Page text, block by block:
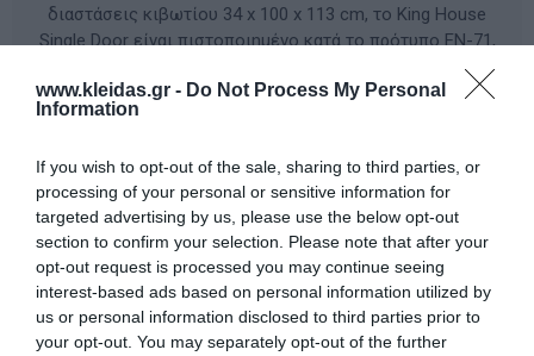
www.kleidas.gr - Do Not Process My Personal
Information
If you wish to opt-out of the sale, sharing to third parties, or
processing of your personal or sensitive information for
targeted advertising by us, please use the below opt-out
section to confirm your selection. Please note that after your
opt-out request is processed you may continue seeing
interest-based ads based on personal information utilized by
us or personal information disclosed to third parties prior to
your opt-out. You may separately opt-out of the further
διαστάσεις κιβωτίου 34 x 100 x 113 cm, το King House
Single Door είναι πιστοποιημένο κατά το πρότυπο EN-71,
διασφαλίζοντας ότι κάθε στιγμή παιχνιδιού είναι απόλυτα
ασφαλής για τους μικρούς μας φίλους.
ΚΩΔΙΚΟΣ ΠΡΟΪΟΝΤΟΣ:KH2040M
Κατασκευαστής: KING KIDS
Διαθέσιμο